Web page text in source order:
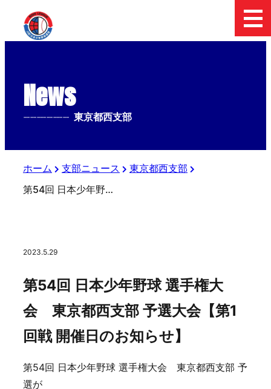
News
-------------- 東京都西支部
ホーム 支部ニュース
東京都西支部
第54回 日本少年野球 選手権大会 東京都西支部 予選大会【第1回戦 開催日のお知らせ】
2023.5.29
第54回 日本少年野球 選手権大
会 東京都西支部 予選大会【第1
回戦 開催日のお知らせ】
第54回 日本少年野球 選手権大会 東京都西支部 予
選が